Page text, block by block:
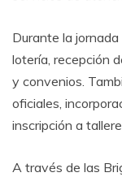
Durante la
lotería, recepción
y convenios.
oficiales,
inscripción a
A través de las